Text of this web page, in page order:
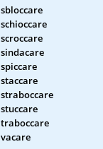
sbloccare
schioccare
scroccare
sindacare
spiccare
staccare
straboccare
stuccare
traboccare
vacare